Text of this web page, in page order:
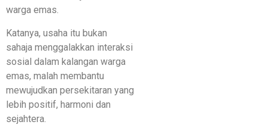
warga emas.
Katanya, usaha itu bukan
sahaja menggalakkan interaksi
sosial dalam kalangan warga
emas, malah membantu
mewujudkan persekitaran yang
lebih positif, harmoni dan
sejahtera.